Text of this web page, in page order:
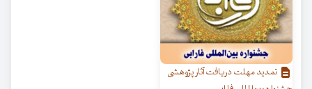
تمدید مهلت دریافت آثار پژوهشی